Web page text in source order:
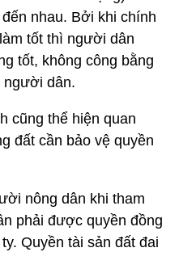
nhau. Bởi khi chính
tốt thì người dân
tốt, không công bằng
người dân.
cũng thể hiện quan
đất cần bảo vệ quyền
nông dân khi tham
phải được quyền đồng
Quyền tài sản đất đai